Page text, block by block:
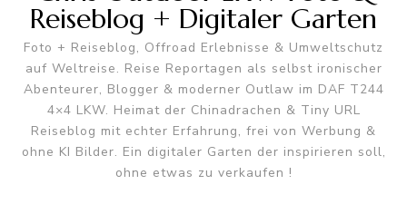
Reiseblog + Digitaler Garten
Foto + Reiseblog, Offroad Erlebnisse & Umweltschutz
auf Weltreise. Reise Reportagen als selbst ironischer
Abenteurer, Blogger & moderner Outlaw im DAF T244
4×4 LKW. Heimat der Chinadrachen & Tiny URL
Reiseblog mit echter Erfahrung, frei von Werbung &
ohne KI Bilder. Ein digitaler Garten der inspirieren soll,
ohne etwas zu verkaufen !